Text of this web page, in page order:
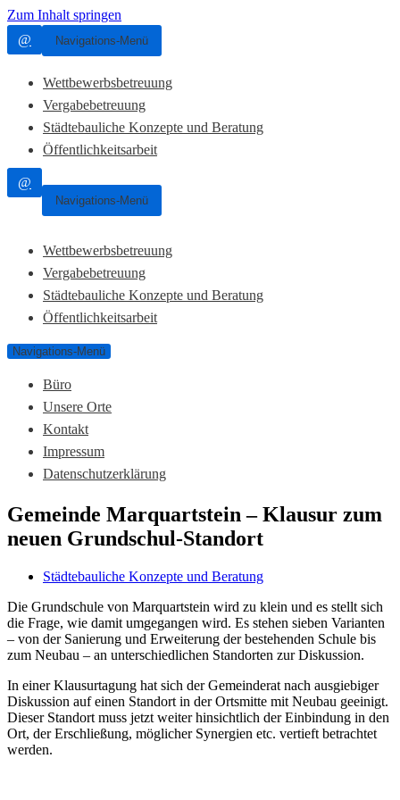
Zum Inhalt springen
@
Navigations-Menü
Wettbewerbsbetreuung
Vergabebetreuung
Städtebauliche Konzepte und Beratung
Öffentlichkeitsarbeit
@
Navigations-Menü
Wettbewerbsbetreuung
Vergabebetreuung
Städtebauliche Konzepte und Beratung
Öffentlichkeitsarbeit
Navigations-Menü
Büro
Unsere Orte
Kontakt
Impressum
Datenschutzerklärung
Gemeinde Marquartstein – Klausur zum
neuen Grundschul-Standort
Städtebauliche Konzepte und Beratung
Die Grundschule von Marquartstein wird zu klein und es stellt sich
die Frage, wie damit umgegangen wird. Es stehen sieben Varianten
– von der Sanierung und Erweiterung der bestehenden Schule bis
zum Neubau – an unterschiedlichen Standorten zur Diskussion.
In einer Klausurtagung hat sich der Gemeinderat nach ausgiebiger
Diskussion auf einen Standort in der Ortsmitte mit Neubau geeinigt.
Dieser Standort muss jetzt weiter hinsichtlich der Einbindung in den
Ort, der Erschließung, möglicher Synergien etc. vertieft betrachtet
werden.